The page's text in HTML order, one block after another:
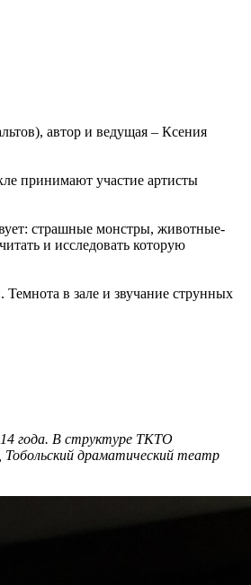
автор и ведущая – Ксения
принимают участие артисты
страшные монстры, животные-
и исследовать которую
в зале и звучание струнных
года. В структуре ТКТО
драматический театр